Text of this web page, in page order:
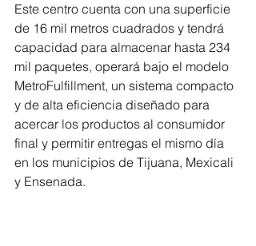
Este centro cuenta con una superficie
de 16 mil metros cuadrados y tendrá
capacidad para almacenar hasta 234
mil paquetes, operará bajo el modelo
MetroFulfillment, un sistema compacto
y de alta eficiencia diseñado para
acercar los productos al consumidor
final y permitir entregas el mismo día
en los municipios de Tijuana, Mexicali
y Ensenada.